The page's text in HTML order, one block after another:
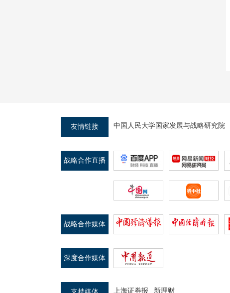
友情链接 中国人民大学国家发展与战略研究院
战略合作直播
战略合作媒体
深度合作媒体
上海证券报 新理财